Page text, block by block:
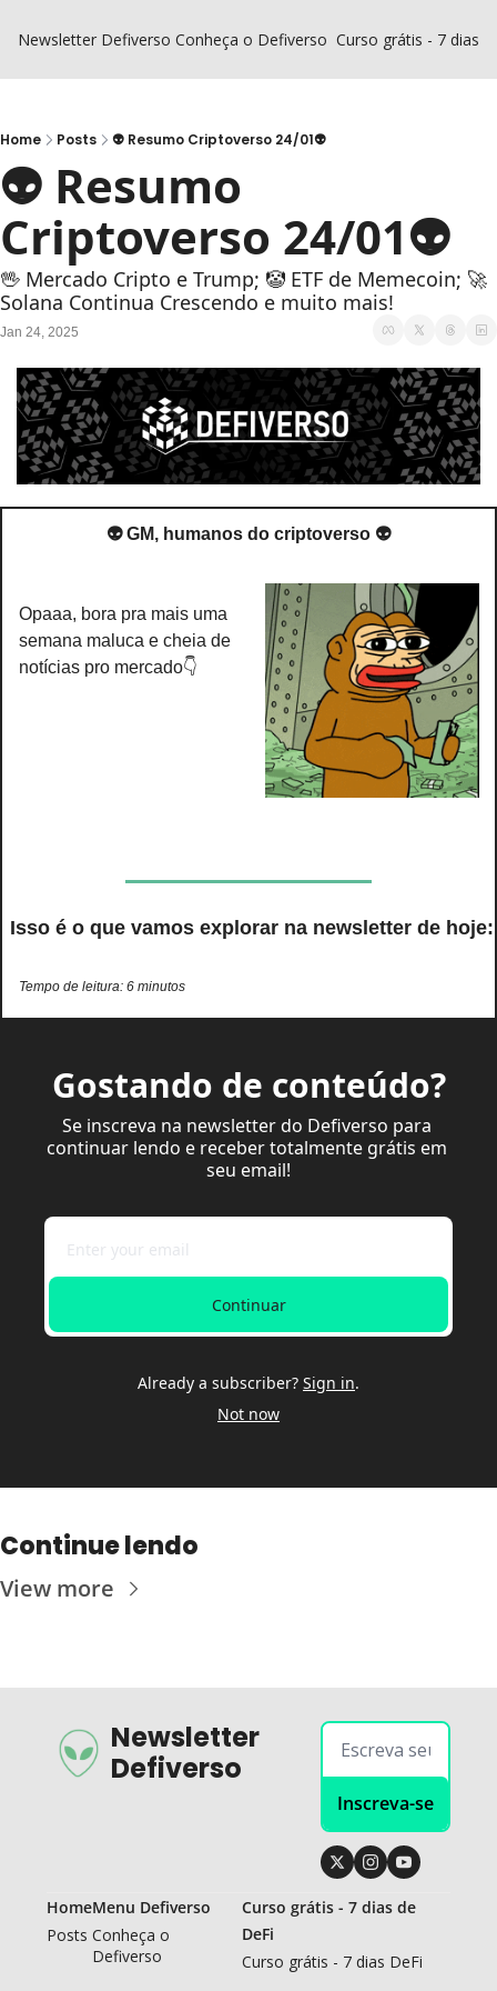
Newsletter Defiverso Conheça o Defiverso Curso grátis - 7 dias
Home Posts 👽 Resumo Criptoverso 24/01👽
👽 Resumo
Criptoverso 24/01👽
🖖 Mercado Cripto e Trump; 🤡 ETF de Memecoin; 🚀
Solana Continua Crescendo e muito mais!
Jan 24, 2025
👽 GM, humanos do criptoverso 👽
Opaaa, bora pra mais uma
semana maluca e cheia de
notícias pro mercado👇
Isso é o que vamos explorar na newsletter de hoje:
Tempo de leitura: 6 minutos
Gostando de conteúdo?
Se inscreva na newsletter do Defiverso para
continuar lendo e receber totalmente grátis em
seu email!
Continuar
Already a subscriber? Sign in.
Not now
Continue lendo
View more
Newsletter
Defiverso
Inscreva-se
Home
Posts
Menu Defiverso
Conheça o
Defiverso
Curso grátis - 7 dias de
DeFi
Curso grátis - 7 dias DeFi